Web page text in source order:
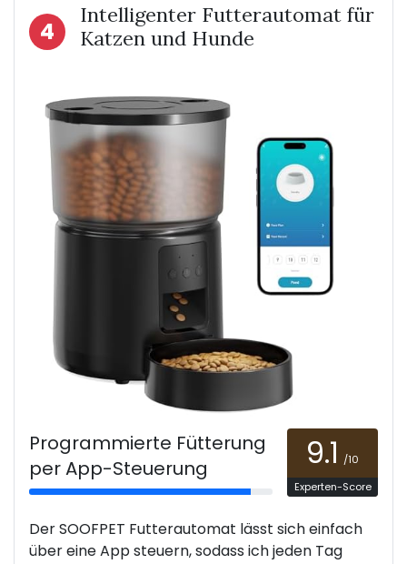
4
Intelligenter Futterautomat für
Katzen und Hunde
Programmierte Fütterung
per App-Steuerung
9.1 /10
Experten-Score
Der SOOFPET Futterautomat lässt sich einfach
über eine App steuern, sodass ich jeden Tag